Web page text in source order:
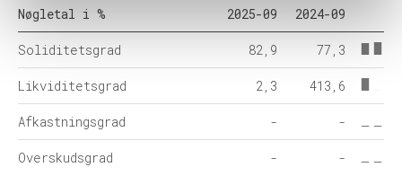
Nøgletal i % 2025-09 2024-09
Soliditetsgrad 82,9 77,3
Likviditetsgrad 2,3 413,6
Afkastningsgrad - -
Overskudsgrad - -